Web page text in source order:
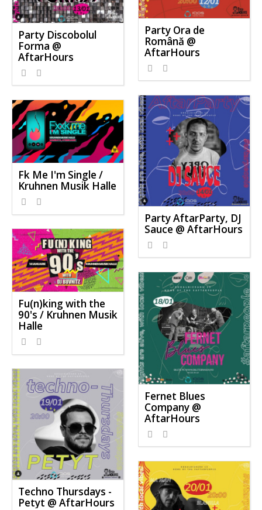
Party Ora de
Română @
AftarHours
Party Discobolul
Forma @
AftarHours
Party AftarParty, DJ
Sauce @ AftarHours
Fk Me I'm Single /
Kruhnen Musik Halle
Fu(n)king with the
90's / Kruhnen Musik
Halle
Fernet Blues
Company @
AftarHours
Techno Thursdays -
Petyt @ AftarHours